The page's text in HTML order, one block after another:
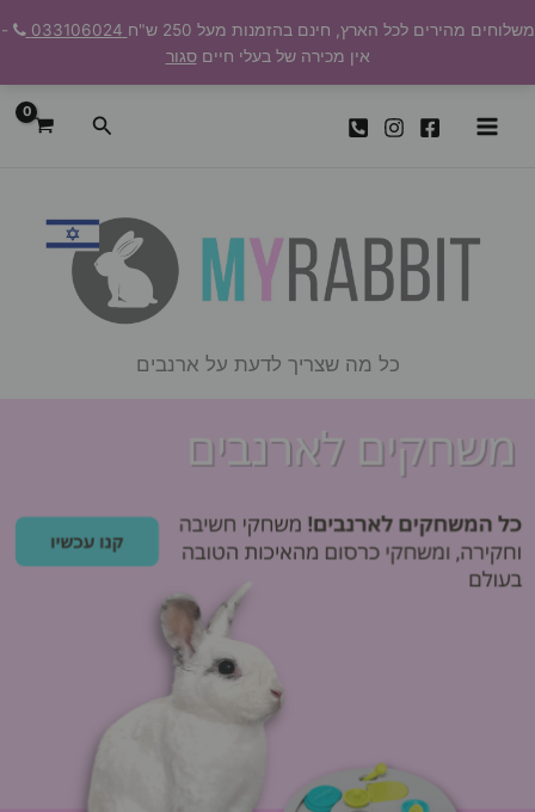
לתוכן
משלוחים מהירים לכל הארץ, חינם בהזמנות מעל 250 ש"ח
-
אין מכירה של בעלי חייםסגור
חיפוש
כל מה שצריך לדעת על ארנבים